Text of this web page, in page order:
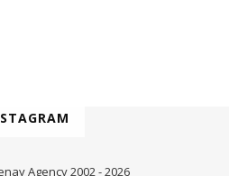
Agency 2002 - 2026